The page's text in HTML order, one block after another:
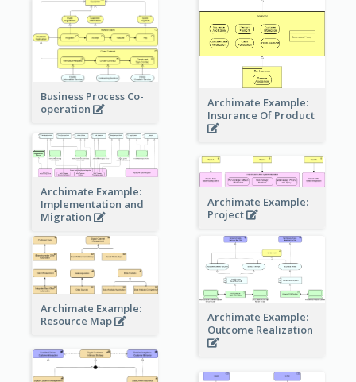
Archimate Example:
Insurance Of Product
Business Process Co-
operation
Archimate Example:
Implementation and
Migration
Archimate Example:
Project
Archimate Example:
Resource Map
Archimate Example:
Outcome Realization